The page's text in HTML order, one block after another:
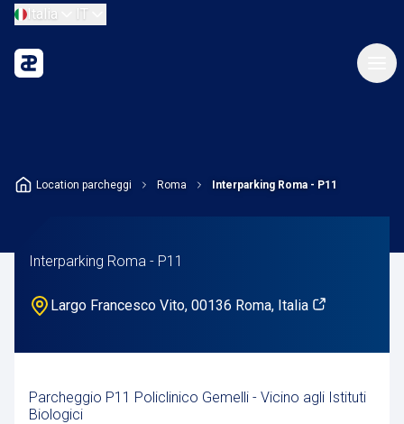
Italia IT
Location parcheggi Roma Interparking Roma - P11
Interparking Roma - P11
Largo Francesco Vito, 00136 Roma, Italia
Parcheggio P11 Policlinico Gemelli - Vicino agli Istituti
Biologici